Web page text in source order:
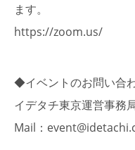
ます。
https://zoom.us/
◆イベントのお問い合
イデタチ東京運営事務
Mail：